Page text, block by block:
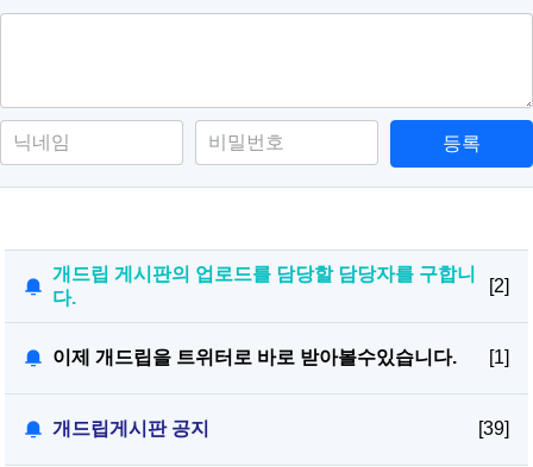
등록
개드립 게시판의 업로드를 담당할 담당자를 구합니
다.
[2]
이제 개드립을 트위터로 바로 받아볼수있습니다. [1]
개드립게시판 공지 [39]